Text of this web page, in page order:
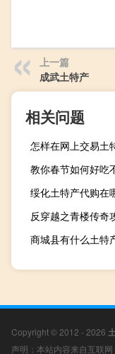
上一篇
成武土特产
相关问题
怎样在网上交易土
教你春节如何好吃
绥化土特产代购在
反穿越之青楼传奇
商城县有什么土特
Copyright © 2012 - 2026
声明：本站内容来自互联